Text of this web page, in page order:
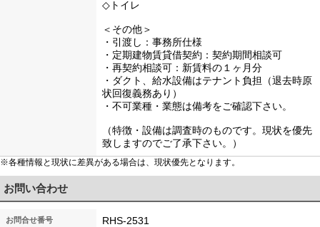
◇トイレ
＜その他＞
・引渡し：事務所仕様
・定期建物賃貸借契約：契約期間相談可
・再契約相談可：新賃料の１ヶ月分
・ダクト、給水設備はテナント負担（退去時原
状回復義務あり）
・不可業種・業態は備考をご確認下さい。
（特徴・設備は調査時のものです。現状を優先
致しますのでご了承下さい。）
※各種情報と現状に差異がある場合は、現状優先となります。
お問い合わせ
お問合せ番号 RHS-2531